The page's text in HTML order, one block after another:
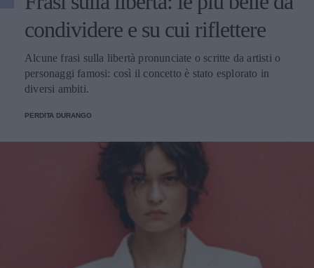
condividere e su cui riflettere
Alcune frasi sulla libertà pronunciate o scritte da artisti o
personaggi famosi: così il concetto è stato esplorato in
diversi ambiti.
PERDITA DURANGO